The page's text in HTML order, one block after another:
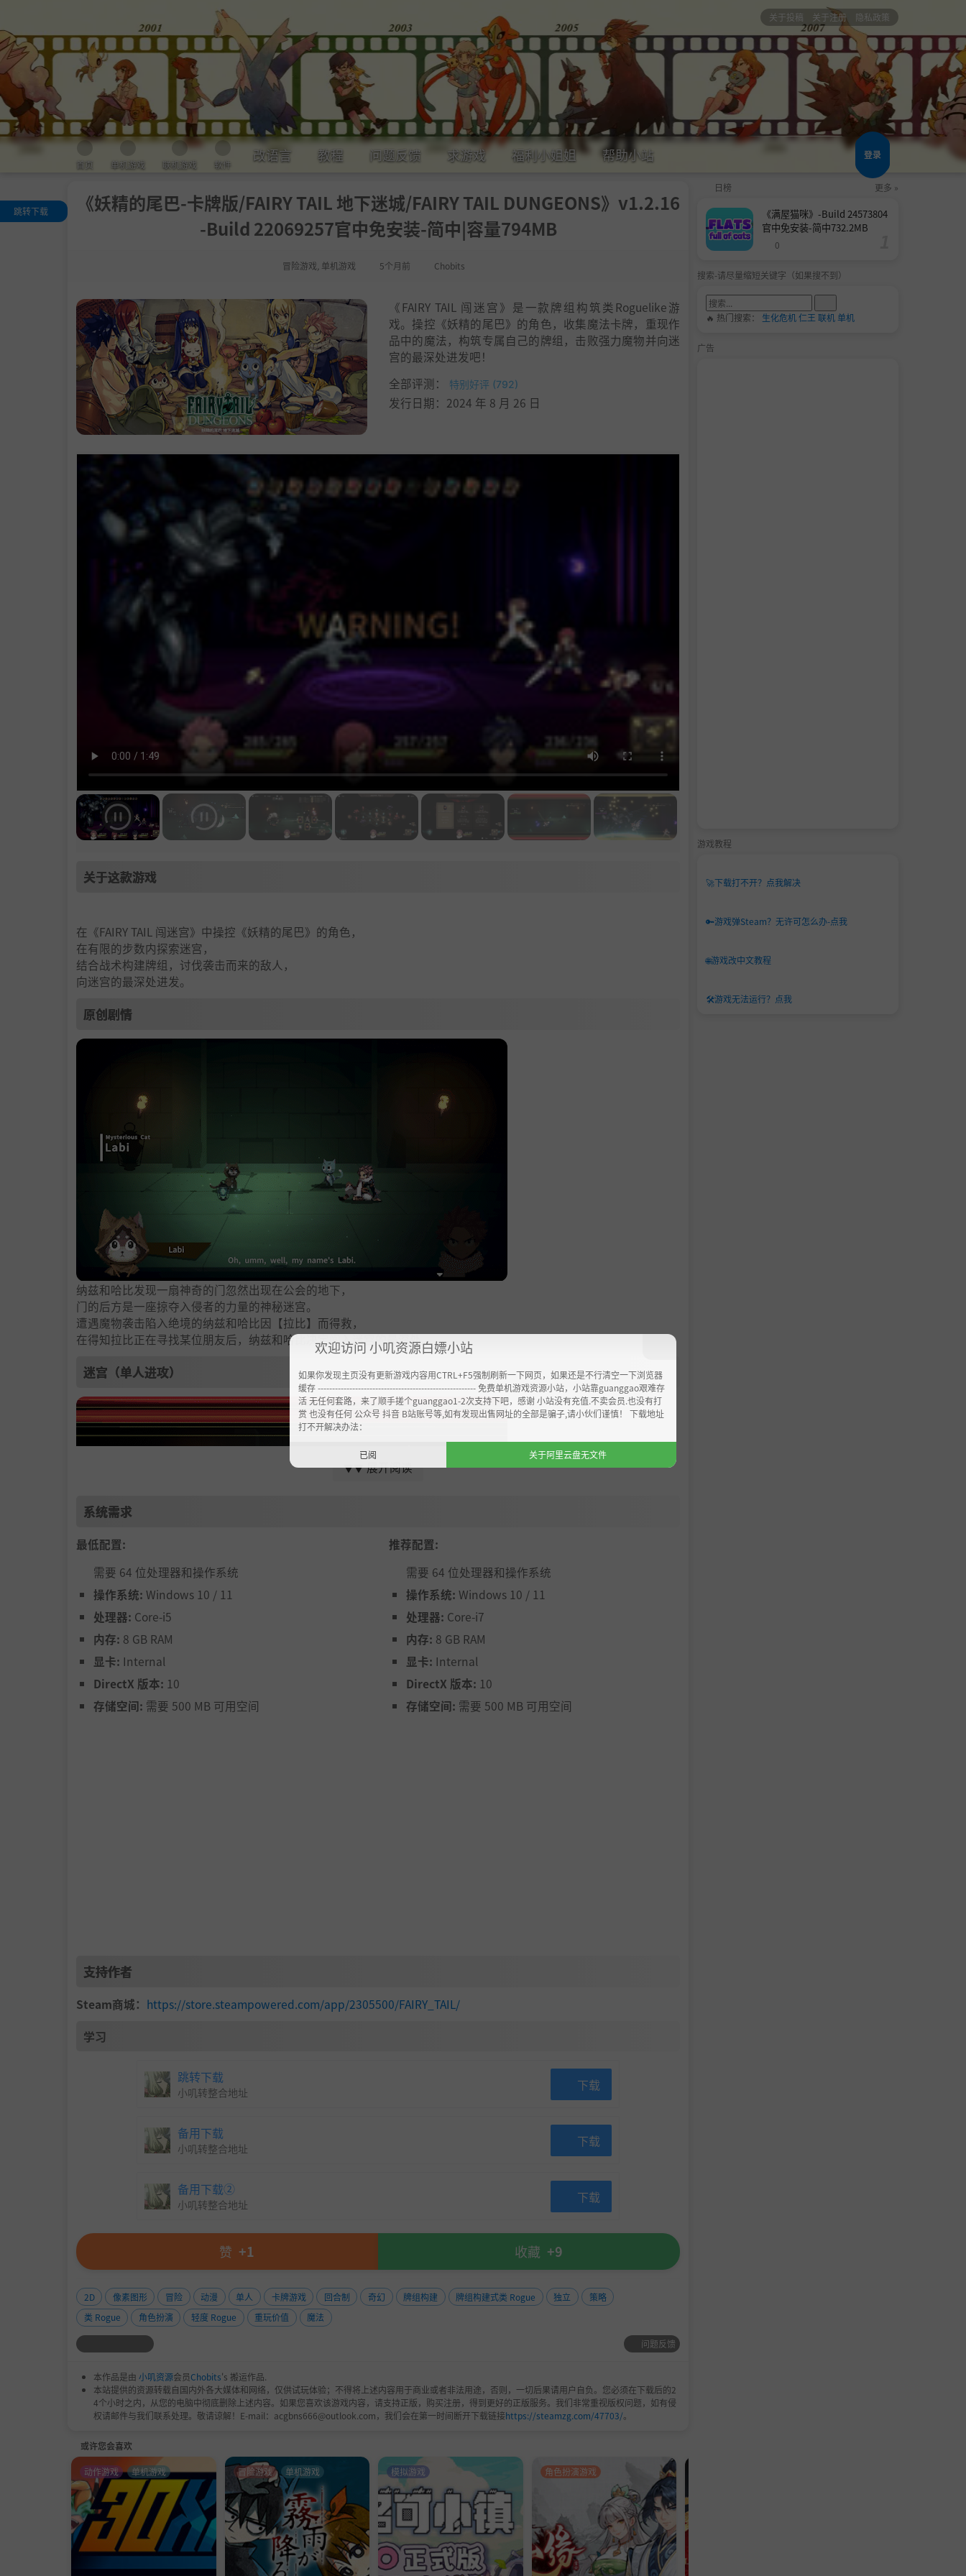
关于投稿 关于注册 隐私政策
首页 单机游戏 联机游戏 软件
改语言 教程 问题反馈 求游戏 福利小姐姐 帮助小站 登录
《妖精的尾巴-卡牌版/FAIRY TAIL 地下迷城/FAIRY TAIL DUNGEONS》v1.2.16
-Build 22069257官中免安装-简中|容量794MB
冒险游戏 单机游戏 5个月前 Chobits
跳转下载
《FAIRY TAIL 闯迷宫》是一款牌组构筑类Roguelike游
戏。操控《妖精的尾巴》的角色，收集魔法卡牌，重现作
品中的魔法，构筑专属自己的牌组，击败强力魔物并向迷
宫的最深处进发吧！
全部评测：
特别好评 (792)
发行日期：2024 年 8 月 26 日
关于这款游戏
在《FAIRY TAIL 闯迷宫》中操控《妖精的尾巴》的角色，
在有限的步数内探索迷宫，
结合战术构建牌组，讨伐袭击而来的敌人，
向迷宫的最深处进发。
原创剧情
纳兹和哈比发现一扇神奇的门忽然出现在公会的地下，
门的后方是一座掠夺入侵者的力量的神秘迷宫。
遭遇魔物袭击陷入绝境的纳兹和哈比因【拉比】而得救，
在得知拉比正在寻找某位朋友后，纳兹和哈比决定闯入迷宫的最深处。
迷宫（单人进攻）
从手持的牌组中选择攻击、防御或魔法等卡牌出击。
通过战斗报酬或宝箱获取魔法卡牌强化牌组。
按特定顺序使用卡牌发动“魔法联动”打出高伤害。
如果幸运的话，还会获得其他公会成员的帮助。
即便战斗失败也可以使用探索获得的分数，
解锁“护符”，让接下来的进攻更有优势。
坚持不断地挑战吧。
角色
▼▼展开阅读
系统需求
最低配置:
需要 64 位处理器和操作系统
操作系统: Windows 10 / 11
处理器: Core-i5
内存: 8 GB RAM
显卡: Internal
DirectX 版本: 10
存储空间: 需要 500 MB 可用空间
推荐配置:
需要 64 位处理器和操作系统
操作系统: Windows 10 / 11
处理器: Core-i7
内存: 8 GB RAM
显卡: Internal
DirectX 版本: 10
存储空间: 需要 500 MB 可用空间
支持作者
Steam商城： https://store.steampowered.com/app/2305500/FAIRY_TAIL/
学习
跳转下载
小叽转整合地址 下载
备用下载
小叽转整合地址 下载
备用下载②
小叽转整合地址 下载
赞 +1 收藏 +9
2D 像素图形 冒险 动漫 单人 卡牌游戏 回合制 奇幻 牌组构建 牌组构建式类 Rogue 独立
策略
类 Rogue
角色扮演 轻度 Rogue 重玩价值 魔法
问题反馈
本作品是由 小叽资源会员Chobits's 搬运作品.
本站提供的资源转载自国内外各大媒体和网络，仅供试玩体验；不得将上述内容用于商业或者非法用途，否则，一切后果请用户自负。您必须在下载后的2
4个小时之内，从您的电脑中彻底删除上述内容。如果您喜欢该游戏内容，请支持正版，购买注册，得到更好的正版服务。我们非常重视版权问题，如有侵
权请邮件与我们联系处理。敬请谅解！E-mail：acgbns666@outlook.com，我们会在第一时间断开下载链接https://steamzg.com/47703/。
或许您会喜欢
动作游戏 单机游戏 冒险游戏 单机游戏 模拟游戏 角色扮演游戏
日榜 更多 »
《满屋猫咪》-Build 24573804
官中免安装-简中732.2MB
0
搜索-请尽量缩短关键字（如果搜不到）
🔥 热门搜索： 生化危机仁王 联机单机
广告
游戏教程
🚀下载打不开？点我解决
🔑游戏弹Steam？无许可怎么办-点我
🌐游戏改中文教程
🛠️游戏无法运行？点我
欢迎访问 小叽资源白嫖小站
如果你发现主页没有更新游戏内容用CTRL+F5强制刷新一下网页，如果还是不行清空一下浏览器
缓存 ------------------------------------------------------- 免费单机游戏资源小站，小站靠guanggao艰难存
活 无任何套路，来了顺手搓个guanggao1-2次支持下吧，感谢 小站没有充值.不卖会员.也没有打
赏 也没有任何 公众号 抖音 B站账号等,如有发现出售网址的全部是骗子,请小伙们谨慎！ 下载地址
打不开解决办法：
已阅 关于阿里云盘无文件